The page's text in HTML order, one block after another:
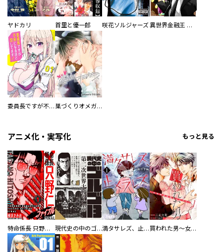
ヤドカリ 首里と優一郎 咲花ソルジャーズ 異世界金融王 ～クローネ・ゴルディオンの覇道～
委員長ですが不良になるほど恋してます！ 巣づくりオメガバース
アニメ化・実写化 もっと見る
特命係長 只野仁ファイナル 愛蔵版 現代史の中のゴルゴ13 満タサレズ、止メラレズ 買われた男～女性限定快感セラピスト～【描き下ろしおまけ付き特装版】